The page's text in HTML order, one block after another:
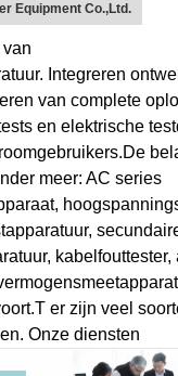
Equipment Co.,Ltd.
. ntegreren
van complete
en elektrische
De
meer: AC series
kabelfouttester,
T er zijn veel
Onze diensten